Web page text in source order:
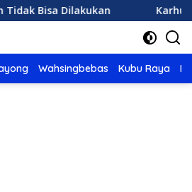
Karhutla di
Wahsingbebas Kubu Raya